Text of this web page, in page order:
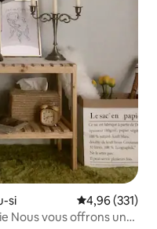
si Évaluation
4,96 (331)
Nous vous offrons un